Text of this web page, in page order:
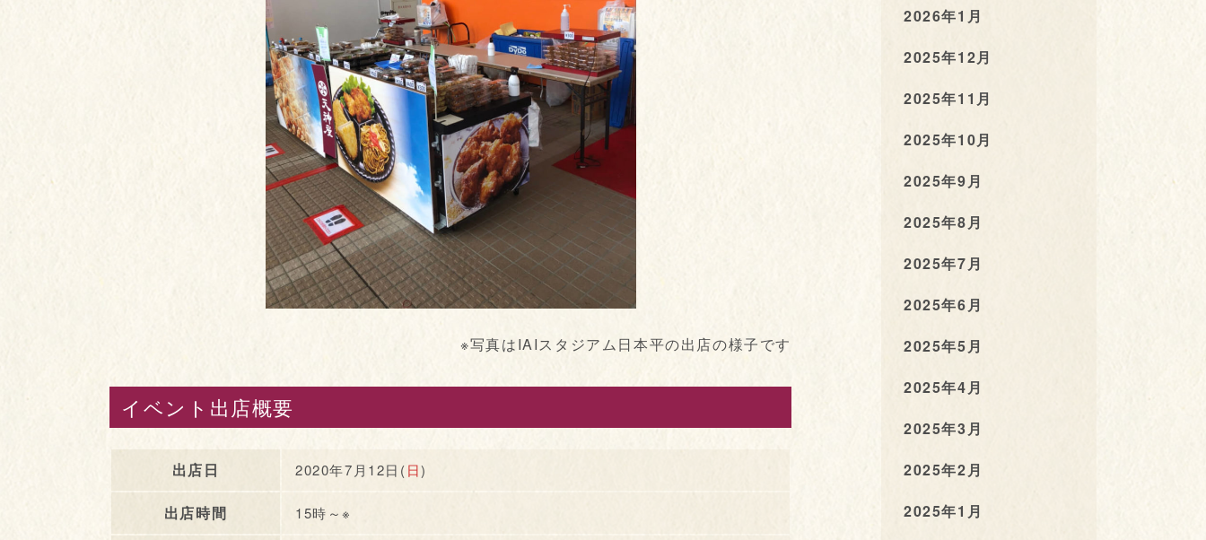
※写真はIAIスタジアム日本平の出店の様子です
イベント出店概要
出店日 2020年7月12日(日)
出店時間 15時～※
2026年1月
2025年12月
2025年11月
2025年10月
2025年9月
2025年8月
2025年7月
2025年6月
2025年5月
2025年4月
2025年3月
2025年2月
2025年1月